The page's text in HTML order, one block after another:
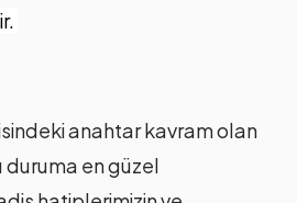
anahtar kavram olan
en güzel